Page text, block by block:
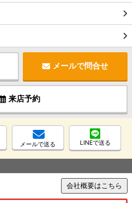
メールで問合せ
来店予約
メールで送る LINEで送る
会社概要はこちら